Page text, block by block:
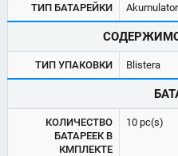
ТИП БАТАРЕЙКИ
ТИП УПАКОВКИ Blistera
КОЛИЧЕСТВО
БАТАРЕЕК В
КМПЛЕКТЕ
10 pc(s)